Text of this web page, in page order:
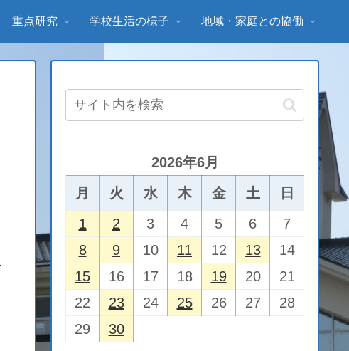
重点研究 学校生活の様子 地域・家庭との協働
2026年6月
月
火 水 木 金 土
日
1
2 3 4 5 6
7
8
9 10 11 12 13
14
15
16 17 18 19 20
21
22
23 24 25 26 27
28
29
30